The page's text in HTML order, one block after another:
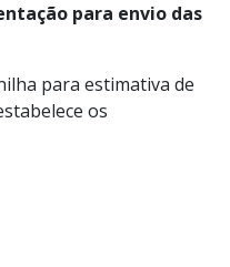
para envio das
para estimativa de
os